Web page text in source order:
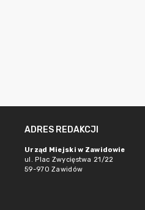
ADRES REDAKCJI
Urząd Miejski w Zawidowie
ul. Plac Zwycięstwa 21/22
59-970 Zawidów